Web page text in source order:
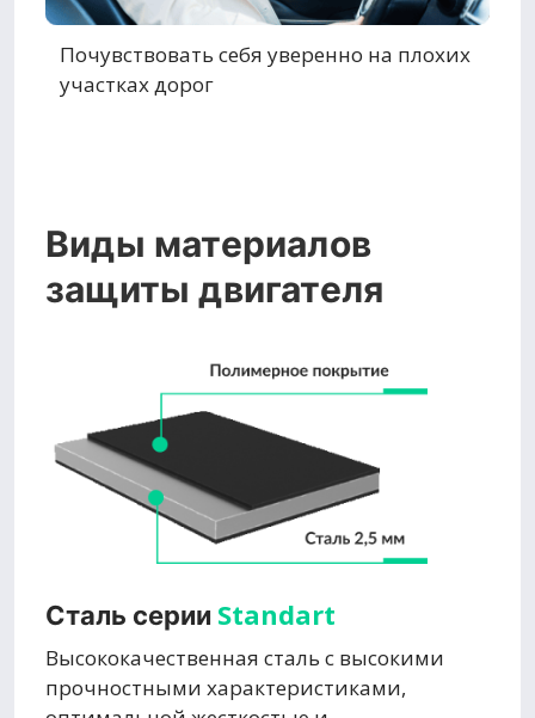
Почувствовать себя уверенно на плохих
участках дорог
Виды материалов
защиты двигателя
Сталь серии Standart
Высококачественная сталь с высокими
прочностными характеристиками,